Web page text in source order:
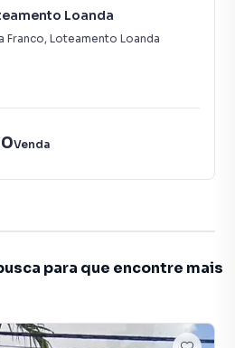
Loanda
Franco, Loteamento Loanda
Venda
para que encontre mais